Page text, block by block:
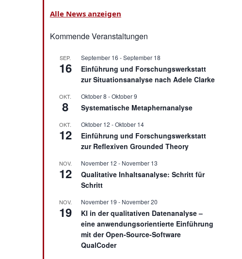
Alle News anzeigen
Kommende Veranstaltungen
SEP.
16
September 16 -September 18
Einführung und Forschungswerkstatt
zur Situationsanalyse nach Adele Clarke
OKT.
8
Oktober 8 -Oktober 9
Systematische Metaphernanalyse
OKT.
12
Oktober 12 -Oktober 14
Einführung und Forschungswerkstatt
zur Reflexiven Grounded Theory
NOV.
12
November 12 - November 13
Qualitative Inhaltsanalyse: Schritt für
Schritt
NOV.
19
November 19 - November 20
KI in der qualitativen Datenanalyse –
eine anwendungsorientierte Einführung
mit der Open-Source-Software
QualCoder